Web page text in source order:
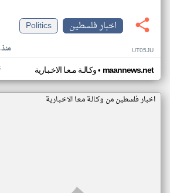
اخبار فلسطين
Politics
منذ ٨ أشهر UT05JU
وكـالـة مـعـا الاخـبـارية• maannews.net
اخبار فلسطين من وكـالـة مـعـا الاخـبـارية